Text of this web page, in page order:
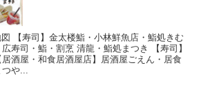
【寿司】金太楼鮨・小林鮮魚店・鮨処きむ
寿司・鮨・割烹 清龍・鮨処まつき 【寿司】
酒屋・和食居酒屋店】居酒屋ごえん・居食
や...